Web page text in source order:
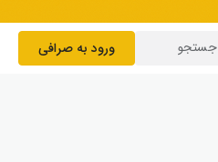
ورود به صرافی